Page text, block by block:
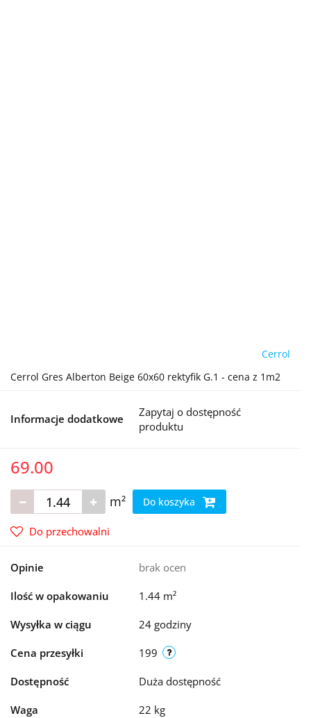
Cerrol
Cerrol Gres Alberton Beige 60x60 rektyfik G.1 - cena z 1m2
Informacje dodatkowe
Zapytaj o dostępność
produktu
69.00
m² Do koszyka
Do przechowalni
Opinie brak ocen
Ilość w opakowaniu 1.44 m²
Wysyłka w ciągu 24 godziny
Cena przesyłki 199
Dostępność Duża dostępność
Waga 22 kg